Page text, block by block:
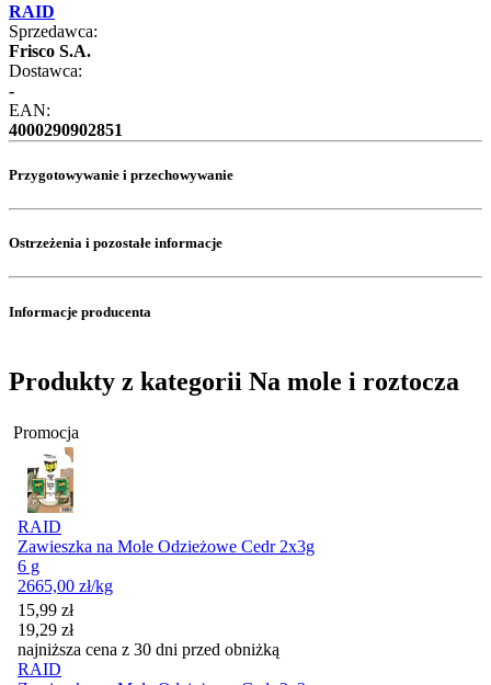
RAID
Sprzedawca:
Frisco S.A.
Dostawca:
-
EAN:
4000290902851
Przygotowywanie i przechowywanie
Ostrzeżenia i pozostałe informacje
Informacje producenta
Produkty z kategorii Na mole i roztocza
Promocja
RAID
Zawieszka na Mole Odzieżowe Cedr 2x3g
6 g
2665,00 zł/kg
Cena promocyjna
15,99 zł
19,29 zł
najniższa cena z 30 dni przed obniżką
RAID